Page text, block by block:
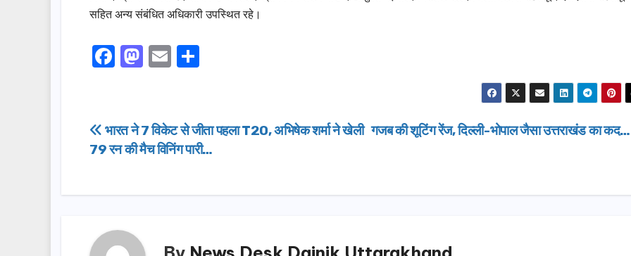
सहित अन्य संबंधित अधिकारी उपस्थित रहे।
F
e
b
o
M
o
d
n
E
e
Post
navigation
गजब की शूटिंग रेंज, दिल्ली-भोपाल जैसा उत्तराखंड का कद…
भारत ने 7 विकेट से जीता पहला T20, अभिषेक शर्मा ने खेली
79 रन की मैच विनिंग पारी…